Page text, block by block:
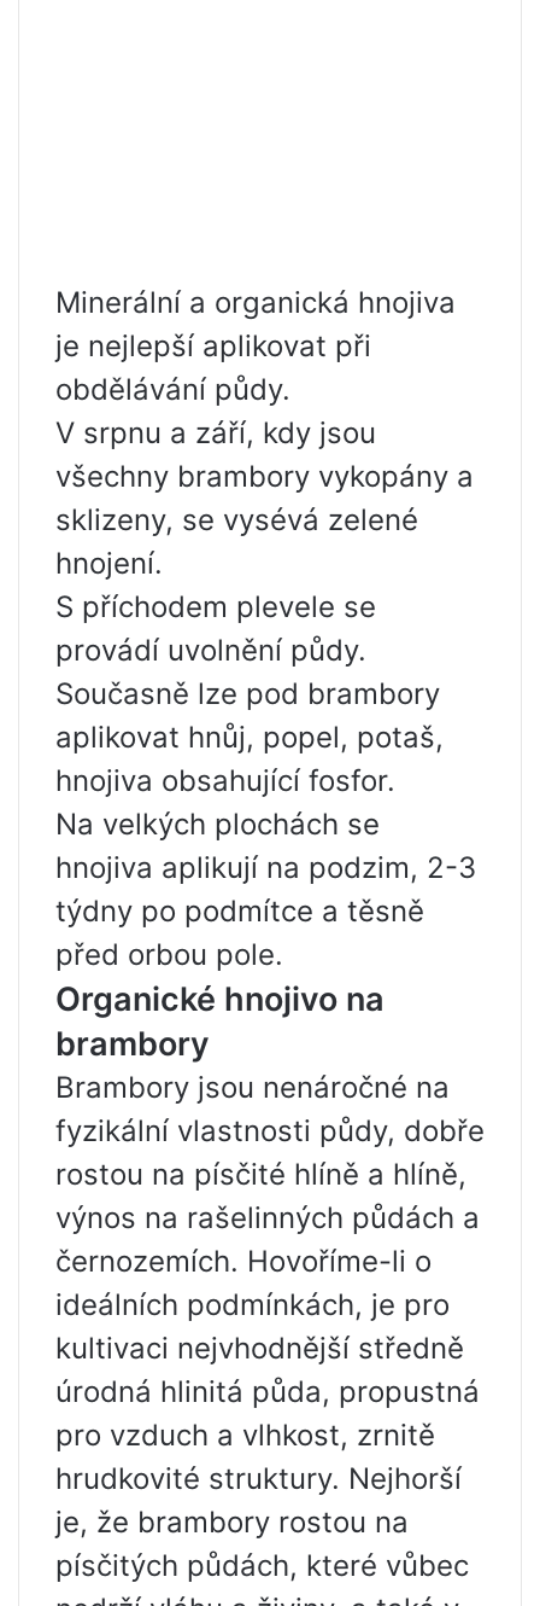
Minerální a organická hnojiva
je nejlepší aplikovat při
obdělávání půdy.
V srpnu a září, kdy jsou
všechny brambory vykopány a
sklizeny, se vysévá zelené
hnojení.
S příchodem plevele se
provádí uvolnění půdy.
Současně lze pod brambory
aplikovat hnůj, popel, potaš,
hnojiva obsahující fosfor.
Na velkých plochách se
hnojiva aplikují na podzim, 2-3
týdny po podmítce a těsně
před orbou pole.
Organické hnojivo na
brambory
Brambory jsou nenáročné na
fyzikální vlastnosti půdy, dobře
rostou na písčité hlíně a hlíně,
výnos na rašelinných půdách a
černozemích. Hovoříme-li o
ideálních podmínkách, je pro
kultivaci nejvhodnější středně
úrodná hlinitá půda, propustná
pro vzduch a vlhkost, zrnitě
hrudkovité struktury. Nejhorší
je, že brambory rostou na
písčitých půdách, které vůbec